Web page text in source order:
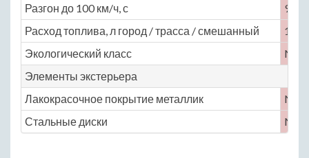
Разгон до 100 км/ч, с
9
Расход топлива, л город / трасса / смешанный
15 /
Экологический класс
No
Элементы экстерьера
Лакокрасочное покрытие металлик
No
Стальные диски
No